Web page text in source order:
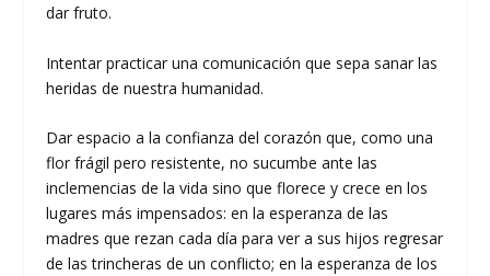
dar fruto.
Intentar practicar una comunicación que sepa sanar las
heridas de nuestra humanidad.
Dar espacio a la confianza del corazón que, como una
flor frágil pero resistente, no sucumbe ante las
inclemencias de la vida sino que florece y crece en los
lugares más impensados: en la esperanza de las
madres que rezan cada día para ver a sus hijos regresar
de las trincheras de un conflicto; en la esperanza de los